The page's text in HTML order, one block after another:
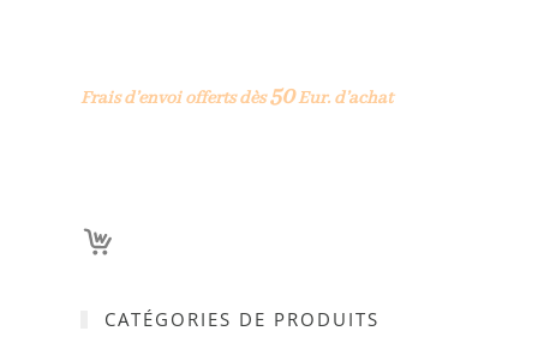
Frais d’envoi offerts dès50Eur. d’achat
CATÉGORIES DE PRODUITS